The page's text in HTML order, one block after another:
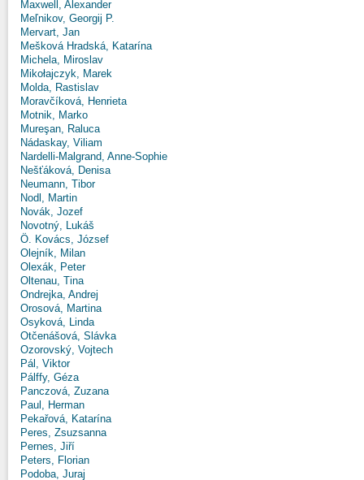
Maxwell, Alexander
Meľnikov, Georgij P.
Mervart, Jan
Mešková Hradská, Katarína
Michela, Miroslav
Mikołajczyk, Marek
Molda, Rastislav
Moravčíková, Henrieta
Motnik, Marko
Mureşan, Raluca
Nádaskay, Viliam
Nardelli-Malgrand, Anne-Sophie
Nešťáková, Denisa
Neumann, Tibor
Nodl, Martin
Novák, Jozef
Novotný, Lukáš
Ö. Kovács, József
Olejník, Milan
Olexák, Peter
Oltenau, Tina
Ondrejka, Andrej
Orosová, Martina
Osyková, Linda
Otčenášová, Slávka
Ozorovský, Vojtech
Pál, Viktor
Pálffy, Géza
Panczová, Zuzana
Paul, Herman
Pekařová, Katarína
Peres, Zsuzsanna
Pernes, Jiří
Peters, Florian
Podoba, Juraj